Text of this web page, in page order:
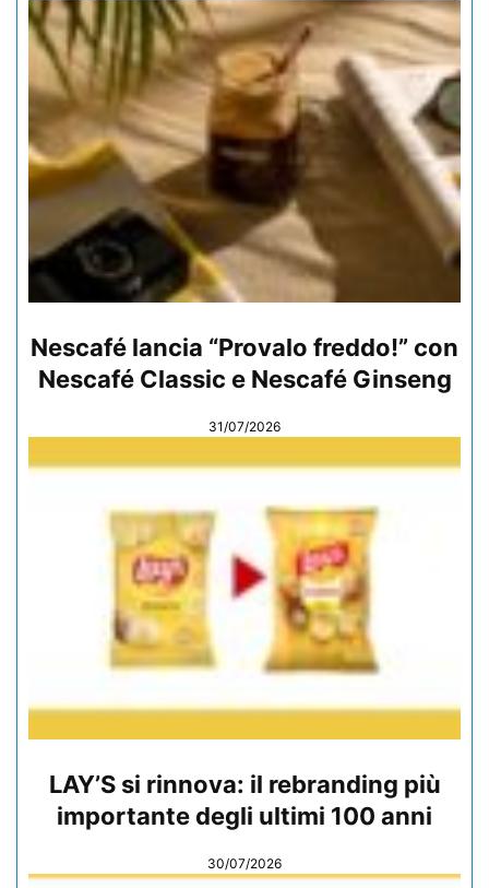
Nescafé lancia “Provalo freddo!” con
Nescafé Classic e Nescafé Ginseng
31/07/2026
LAY’S si rinnova: il rebranding più
importante degli ultimi 100 anni
30/07/2026